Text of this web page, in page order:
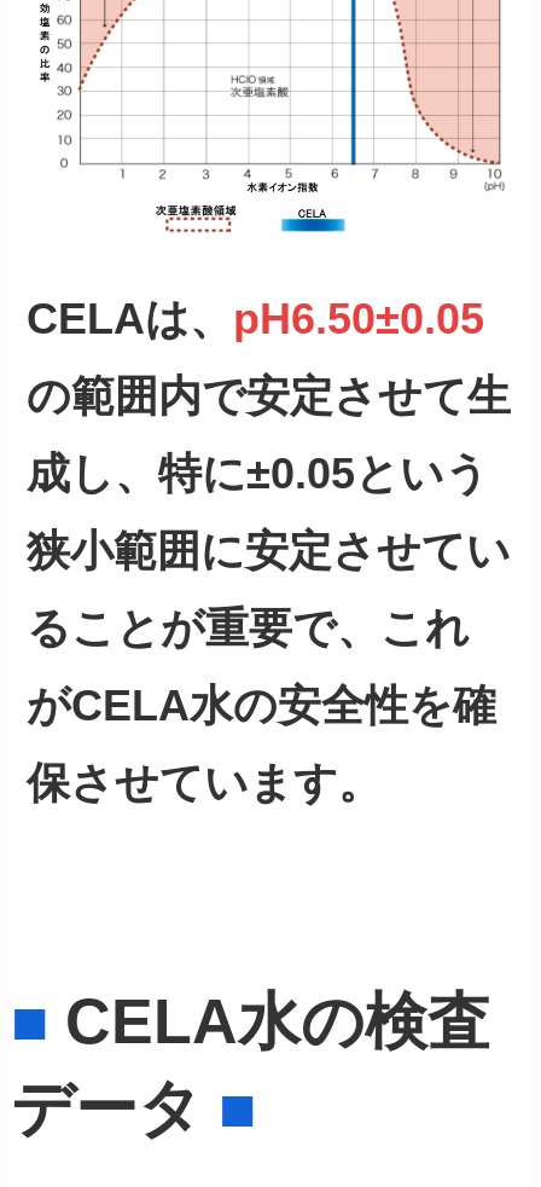
CELAは、 pH6.50±0.05
の範囲内で安定させて生
成し、特に±0.05という
狭小範囲に安定させてい
ることが重要で、これ
がCELA水の安全性を確
保させています。
■ CELA水の検査
データ ■